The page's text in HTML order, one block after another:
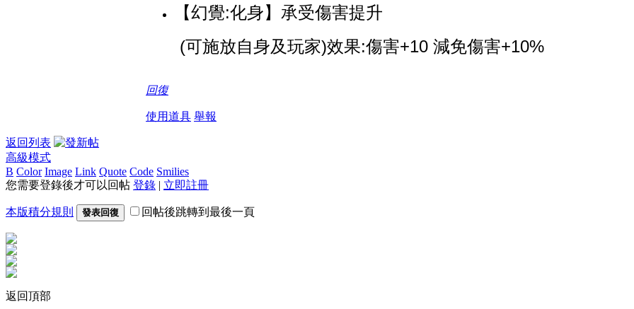
【幻覺:化身】承受傷害提升
(可施放自身及玩家)效果:傷害+10 減免傷害+10%
回復
使用道具 舉報
返回列表
高級模式
B Color Image Link Quote Code Smilies
您需要登錄後才可以回帖 登錄 | 立即註冊
本版積分規則 發表回復 回帖後跳轉到最後一頁
返回頂部